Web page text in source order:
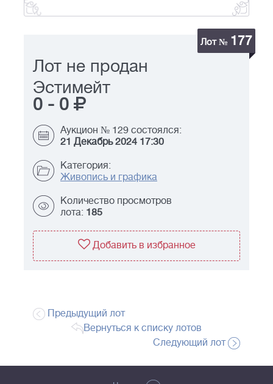
Лот № 177
Лот не продан
Эстимейт
0 - 0
Аукцион № 129 состоялся:
21 Декабрь 2024 17:30
Категория:
Живопись и графика
Количество просмотров
лота: 185
Добавить в избранное
Предыдущий лот
Вернуться к списку лотов
Следующий лот